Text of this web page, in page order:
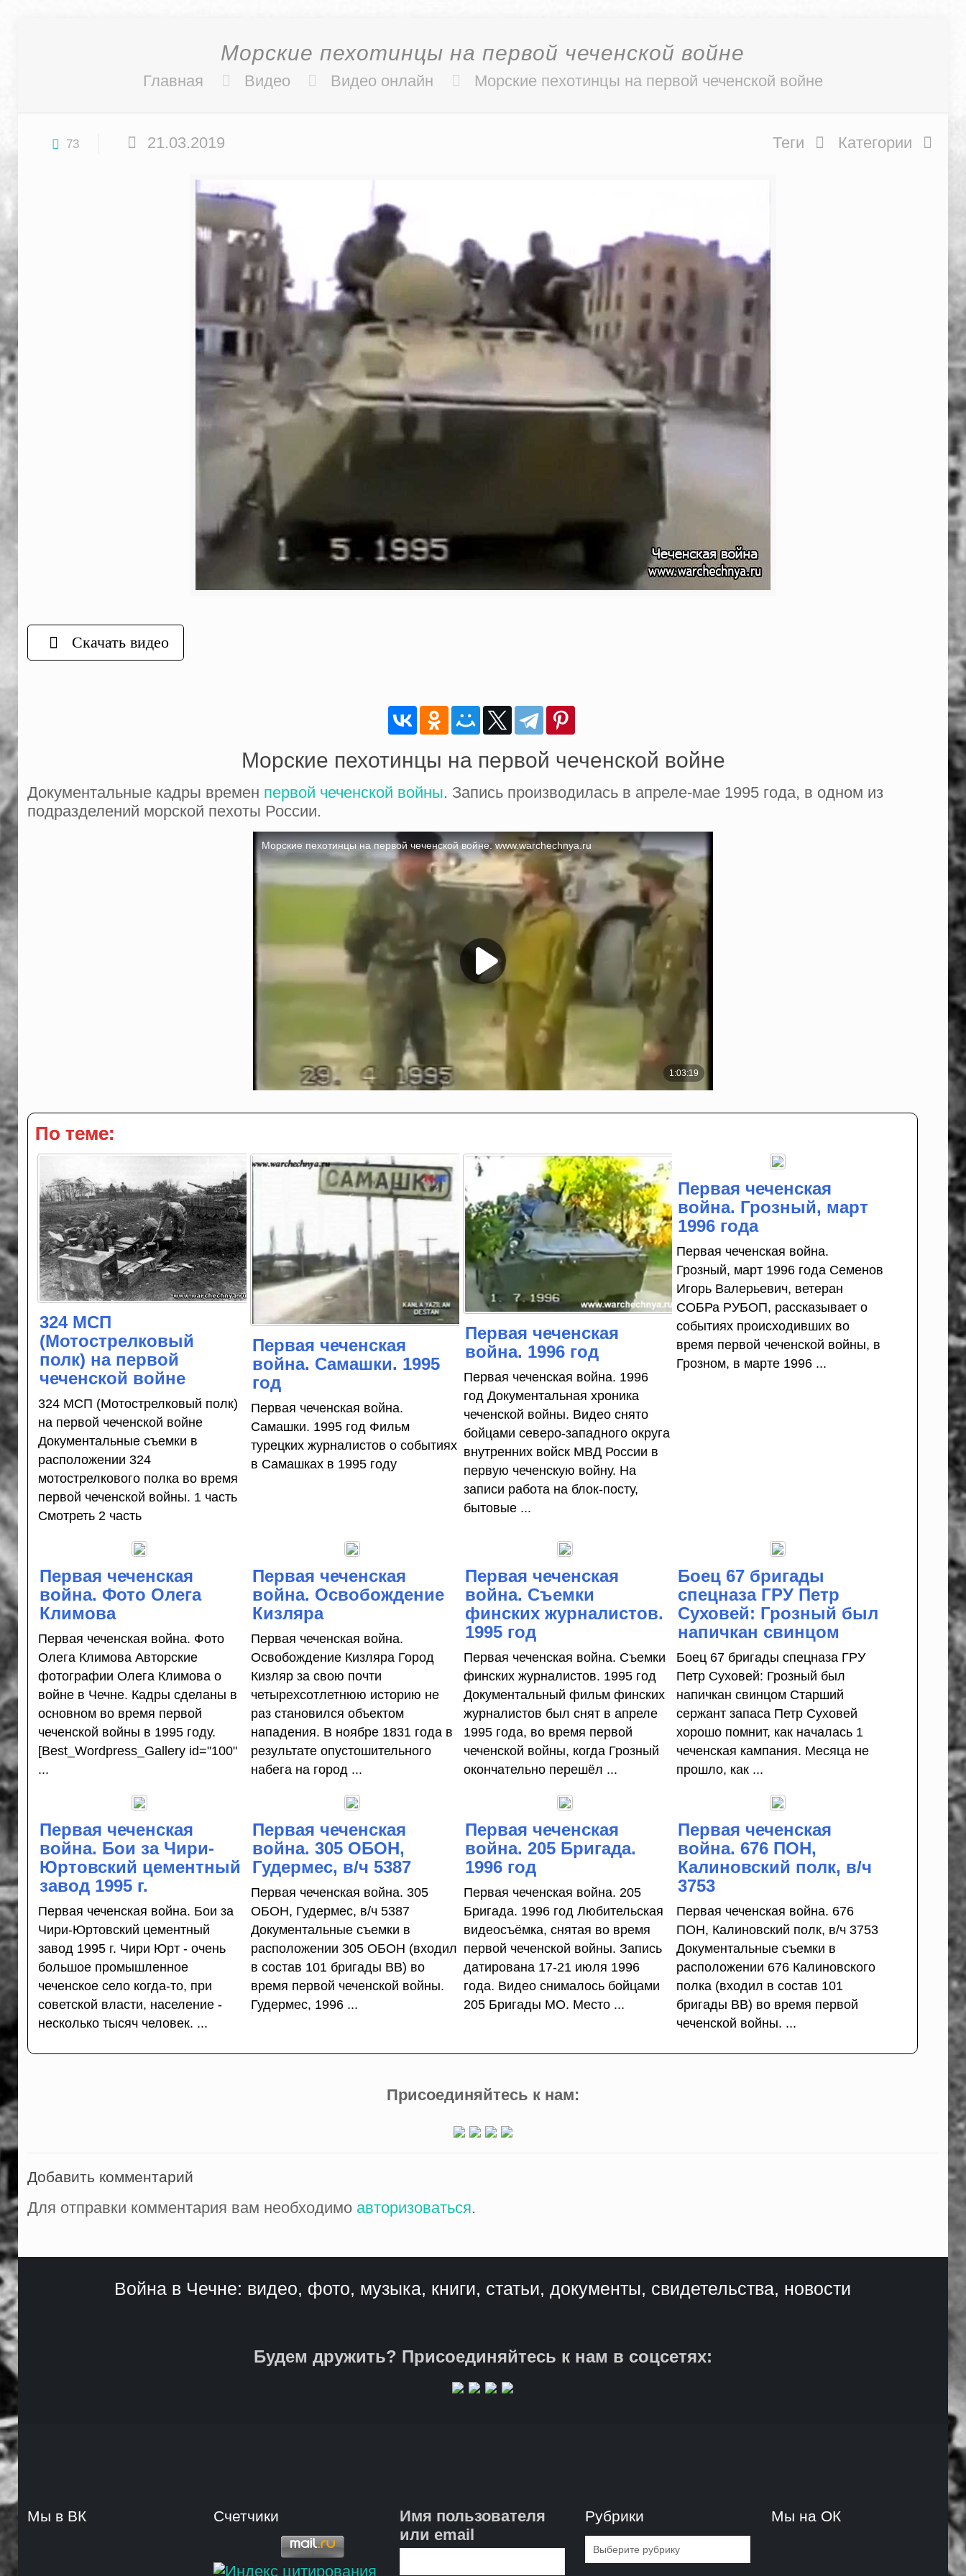
Морские пехотинцы на первой чеченской войне
Главная Видео Видео онлайн Морские пехотинцы на первой чеченской войне
73 21.03.2019 Категории
Теги
Скачать видео
Морские пехотинцы на первой чеченской войне
Документальные кадры времен первой чеченской войны. Запись производилась в апреле-мае 1995 года, в одном из
подразделений морской пехоты России.
По теме:
324 МСП
(Мотострелковый
полк) на первой
чеченской войне
324 МСП (Мотострелковый полк)
на первой чеченской войне
Документальные съемки в
расположении 324
мотострелкового полка во время
первой чеченской войны. 1 часть
Смотреть 2 часть
Первая чеченская
война. Самашки. 1995
год
Первая чеченская война.
Самашки. 1995 год Фильм
турецких журналистов о событиях
в Самашках в 1995 году
Первая чеченская
война. 1996 год
Первая чеченская война. 1996
год Документальная хроника
чеченской войны. Видео снято
бойцами северо-западного округа
внутренних войск МВД России в
первую чеченскую войну. На
записи работа на блок-посту,
бытовые ...
Первая чеченская
война. Грозный, март
1996 года
Первая чеченская война.
Грозный, март 1996 года Семенов
Игорь Валерьевич, ветеран
СОБРа РУБОП, рассказывает о
событиях происходивших во
время первой чеченской войны, в
Грозном, в марте 1996 ...
Первая чеченская
война. Фото Олега
Климова
Первая чеченская война. Фото
Олега Климова Авторские
фотографии Олега Климова о
войне в Чечне. Кадры сделаны в
основном во время первой
чеченской войны в 1995 году.
[Best_Wordpress_Gallery id="100"
...
Первая чеченская
война. Освобождение
Кизляра
Первая чеченская война.
Освобождение Кизляра Город
Кизляр за свою почти
четырехсотлетнюю историю не
раз становился объектом
нападения. В ноябре 1831 года в
результате опустошительного
набега на город ...
Первая чеченская
война. Съемки
финских журналистов.
1995 год
Первая чеченская война. Съемки
финских журналистов. 1995 год
Документальный фильм финских
журналистов был снят в апреле
1995 года, во время первой
чеченской войны, когда Грозный
окончательно перешёл ...
Боец 67 бригады
спецназа ГРУ Петр
Суховей: Грозный был
напичкан свинцом
Боец 67 бригады спецназа ГРУ
Петр Суховей: Грозный был
напичкан свинцом Старший
сержант запаса Петр Суховей
хорошо помнит, как началась 1
чеченская кампания. Месяца не
прошло, как ...
Первая чеченская
война. Бои за Чири-
Юртовский цементный
завод 1995 г.
Первая чеченская война. Бои за
Чири-Юртовский цементный
завод 1995 г. Чири Юрт - очень
большое промышленное
чеченское село когда-то, при
советской власти, население -
несколько тысяч человек. ...
Первая чеченская
война. 305 ОБОН,
Гудермес, в/ч 5387
Первая чеченская война. 305
ОБОН, Гудермес, в/ч 5387
Документальные съемки в
расположении 305 ОБОН (входил
в состав 101 бригады ВВ) во
время первой чеченской войны.
Гудермес, 1996 ...
Первая чеченская
война. 205 Бригада.
1996 год
Первая чеченская война. 205
Бригада. 1996 год Любительская
видеосъёмка, снятая во время
первой чеченской войны. Запись
датирована 17-21 июля 1996
года. Видео снималось бойцами
205 Бригады МО. Место ...
Первая чеченская
война. 676 ПОН,
Калиновский полк, в/ч
3753
Первая чеченская война. 676
ПОН, Калиновский полк, в/ч 3753
Документальные съемки в
расположении 676 Калиновского
полка (входил в состав 101
бригады ВВ) во время первой
чеченской войны. ...
Присоединяйтесь к нам:
Добавить комментарий
Для отправки комментария вам необходимо авторизоваться.
Война в Чечне: видео, фото, музыка, книги, статьи, документы, свидетельства, новости
Будем дружить? Присоединяйтесь к нам в соцсетях:
Мы в ВК Счетчики
Имя пользователя
или email
Рубрики
Рубрики
Мы на ОК